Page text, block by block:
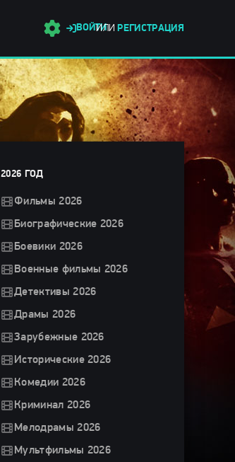
ВОЙТИ
ИЛИ РЕГИСТРАЦИЯ
2026 ГОД
Фильмы 2026
Биографические 2026
Боевики 2026
Военные фильмы 2026
Детективы 2026
Драмы 2026
Зарубежные 2026
Исторические 2026
Комедии 2026
Криминал 2026
Мелодрамы 2026
Мультфильмы 2026